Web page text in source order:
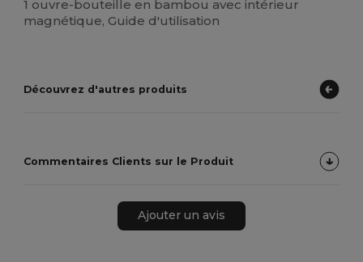
1 ouvre-bouteille en bambou avec intérieur
magnétique, Guide d'utilisation
Découvrez d'autres produits
Commentaires Clients sur le Produit
Ajouter un avis